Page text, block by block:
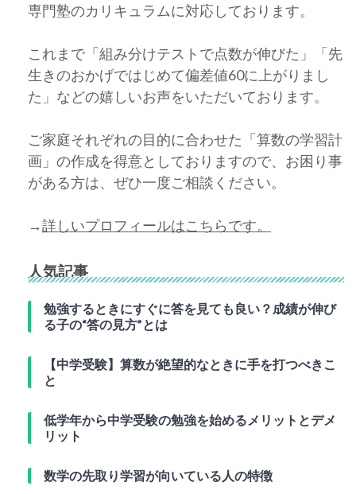
専門塾のカリキュラムに対応しております。
これまで「組み分けテストで点数が伸びた」「先
生きのおかげではじめて偏差値60に上がりまし
た」などの嬉しいお声をいただいております。
ご家庭それぞれの目的に合わせた「算数の学習計
画」の作成を得意としておりますので、お困り事
がある方は、ぜひ一度ご相談ください。
→詳しいプロフィールはこちらです。
人気記事
勉強するときにすぐに答を見ても良い？成績が伸び
る子の“答の見方”とは
【中学受験】算数が絶望的なときに手を打つべきこ
と
低学年から中学受験の勉強を始めるメリットとデメ
リット
数学の先取り学習が向いている人の特徴